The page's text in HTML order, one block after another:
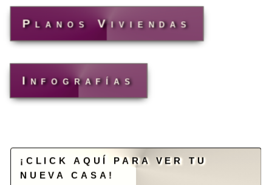
Planos Viviendas
Infografías
¡CLICK AQUÍ PARA VER TU
NUEVA CASA!